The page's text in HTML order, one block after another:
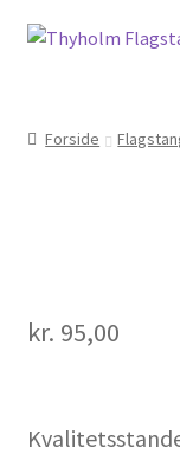
Spring
Spring
Forside
kr. 95,00